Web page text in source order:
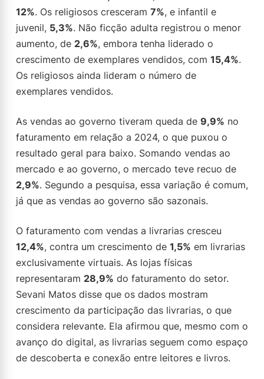
12%. Os religiosos cresceram 7%, e infantil e
juvenil, 5,3%. Não ficção adulta registrou o menor
aumento, de 2,6%, embora tenha liderado o
crescimento de exemplares vendidos, com 15,4%.
Os religiosos ainda lideram o número de
exemplares vendidos.
As vendas ao governo tiveram queda de 9,9% no
faturamento em relação a 2024, o que puxou o
resultado geral para baixo. Somando vendas ao
mercado e ao governo, o mercado teve recuo de
2,9%. Segundo a pesquisa, essa variação é comum,
já que as vendas ao governo são sazonais.
O faturamento com vendas a livrarias cresceu
12,4%, contra um crescimento de 1,5% em livrarias
exclusivamente virtuais. As lojas físicas
representaram 28,9% do faturamento do setor.
Sevani Matos disse que os dados mostram
crescimento da participação das livrarias, o que
considera relevante. Ela afirmou que, mesmo com o
avanço do digital, as livrarias seguem como espaço
de descoberta e conexão entre leitores e livros.